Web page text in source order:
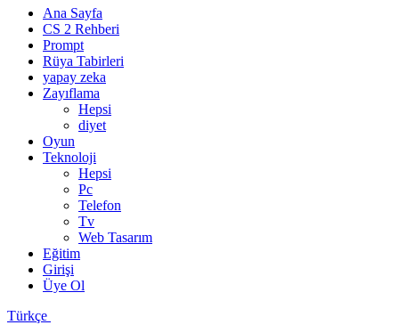
Ana Sayfa
CS 2 Rehberi
Prompt
Rüya Tabirleri
yapay zeka
Zayıflama
Hepsi
diyet
Oyun
Teknoloji
Hepsi
Pc
Telefon
Tv
Web Tasarım
Eğitim
Girişi
Üye Ol
Türkçe